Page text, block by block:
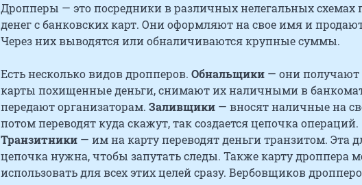
Дропперы — это посредники в различных нелегальных схемах
денег с банковских карт. Они оформляют на свое имя и
Через них выводятся или обналичиваются крупные суммы.
Есть несколько видов дропперов. Обнальщики — они получают
карты похищенные деньги, снимают их наличными в
передают организаторам. Заливщики — вносят наличные на
потом переводят куда скажут, так создается цепочка операций.
Транзитники — им на карту переводят деньги транзитом. Эта
цепочка нужна, чтобы запутать следы. Также карту дроппера
использовать для всех этих целей сразу. Вербовщиков